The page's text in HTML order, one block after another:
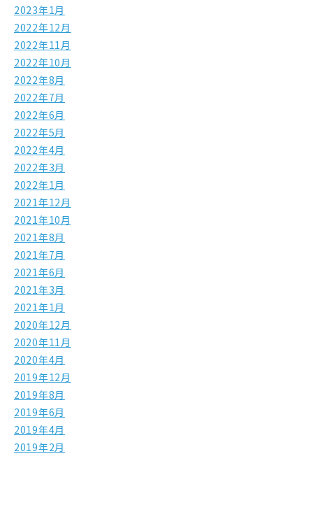
2023年1月
2022年12月
2022年11月
2022年10月
2022年8月
2022年7月
2022年6月
2022年5月
2022年4月
2022年3月
2022年1月
2021年12月
2021年10月
2021年8月
2021年7月
2021年6月
2021年3月
2021年1月
2020年12月
2020年11月
2020年4月
2019年12月
2019年8月
2019年6月
2019年4月
2019年2月